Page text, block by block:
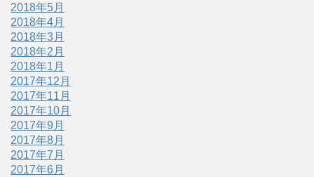
2018年5月
2018年4月
2018年3月
2018年2月
2018年1月
2017年12月
2017年11月
2017年10月
2017年9月
2017年8月
2017年7月
2017年6月